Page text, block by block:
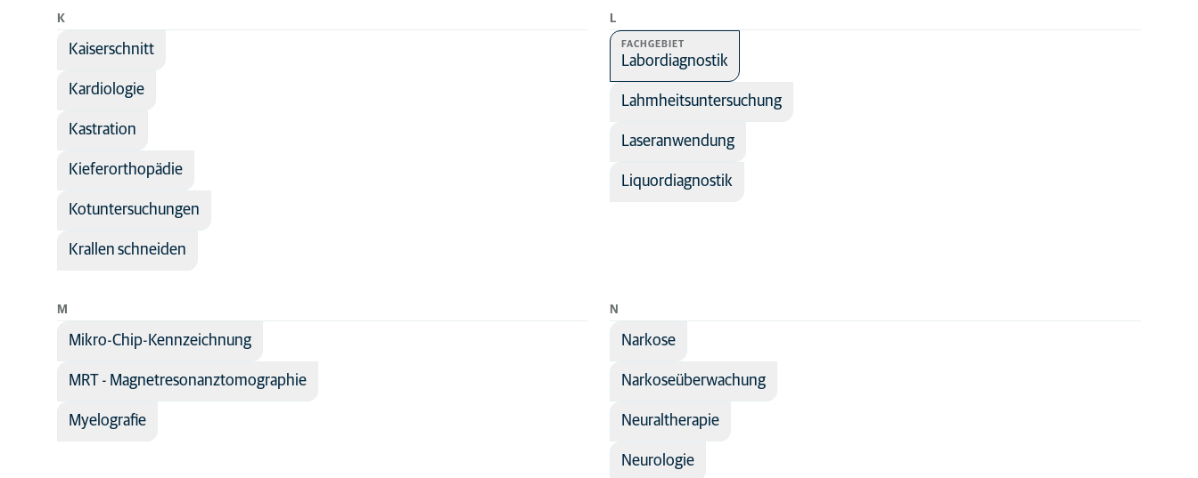
K
Kaiserschnitt
Kardiologie
Kastration
Kieferorthopädie
Kotuntersuchungen
Krallen schneiden
L
FACHGEBIET
Labordiagnostik
Lahmheitsuntersuchung
Laseranwendung
Liquordiagnostik
M
Mikro-Chip-Kennzeichnung
MRT - Magnetresonanztomographie
Myelografie
N
Narkose
Narkoseüberwachung
Neuraltherapie
Neurologie